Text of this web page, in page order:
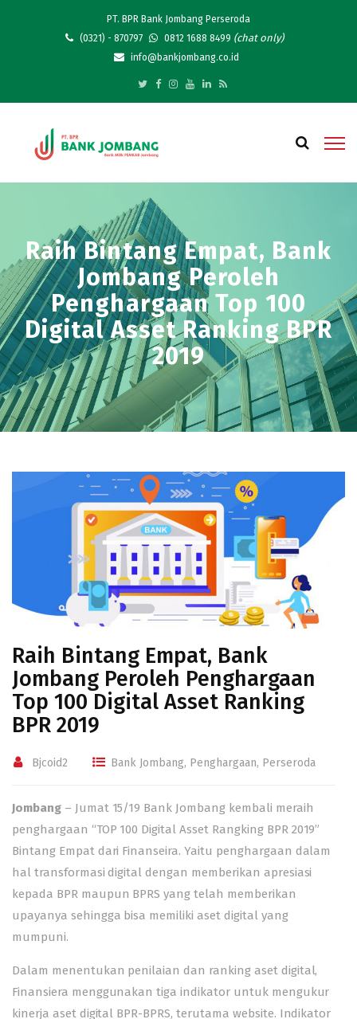
PT. BPR Bank Jombang Perseroda
(0321) - 870797
0812 1688 8499 (chat only)
info@bankjombang.co.id
Raih Bintang Empat, Bank
Jombang Peroleh
Penghargaan Top 100
Digital Asset Ranking BPR
2019
Raih Bintang Empat, Bank
Jombang Peroleh Penghargaan
Top 100 Digital Asset Ranking
BPR 2019
Bjcoid2 Bank Jombang, Penghargaan, Perseroda
Jombang– Jumat 15/19 Bank Jombang kembali meraih
penghargaan “TOP 100 Digital Asset Rangking BPR 2019”
Bintang Empat dari Finanseira. Yaitu penghargaan dalam
hal transformasi digital dengan memberikan apresiasi
kepada BPR maupun BPRS yang telah memberikan
upayanya sehingga bisa memiliki aset digital yang
mumpuni.
Dalam menentukan penilaian dan ranking aset digital,
Finansiera menggunakan tiga indikator untuk mengukur
kinerja aset digital BPR-BPRS, terutama website. Indikator